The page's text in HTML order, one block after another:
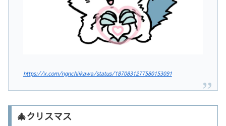
https://x.com/ngnchiikawa/status/1870831277580153091
🎄クリスマス